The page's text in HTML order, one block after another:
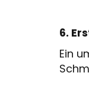
6.
Ein